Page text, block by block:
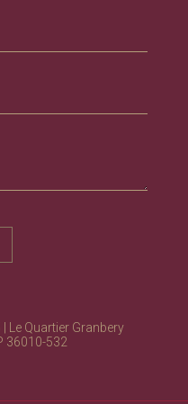
Le Quartier Granbery
36010-532